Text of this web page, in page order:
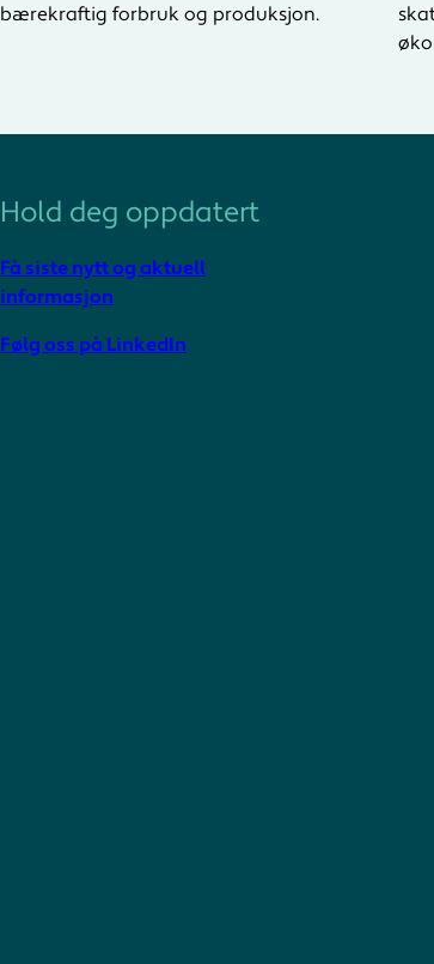
bærekraftig forbruk og produksjon.
Hold deg oppdatert
Få siste nytt og aktuell
informasjon
Følg oss på LinkedIn